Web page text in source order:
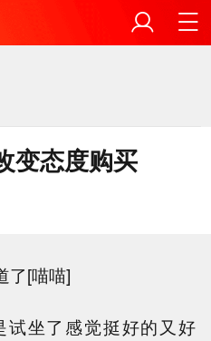
变态度购买
了[喵喵]
坐了感觉挺好的又好